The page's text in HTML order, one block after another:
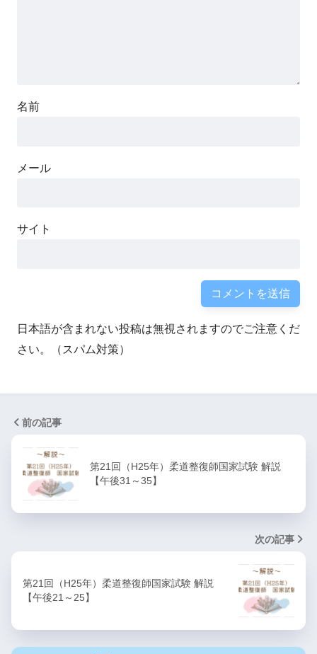
名前
メール
サイト
日本語が含まれない投稿は無視されますのでご注意くだ
さい。（スパム対策）
前の記事
第21回（H25年）柔道整復師国家試験 解説
【午後31～35】
次の記事
第21回（H25年）柔道整復師国家試験 解説
【午後21～25】